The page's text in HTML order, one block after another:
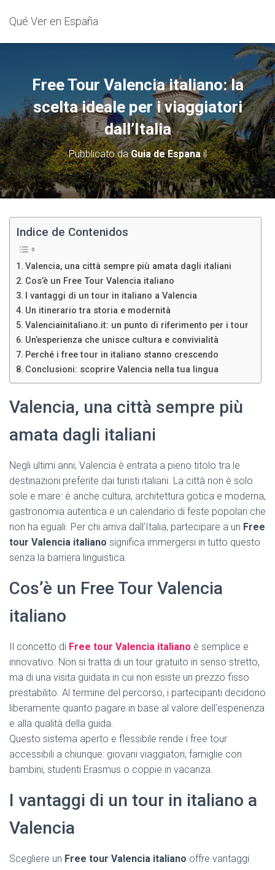
Qué Ver en España
Free Tour Valencia italiano: la
scelta ideale per i viaggiatori
dall’Italia
Pubblicato daGuia de Espanail
Indice de Contenidos
Valencia, una città sempre più amata dagli italiani
Cos’è un Free Tour Valencia italiano
I vantaggi di un tour in italiano a Valencia
Un itinerario tra storia e modernità
Valenciainitaliano.it: un punto di riferimento per i tour
Un’esperienza che unisce cultura e convivialità
Perché i free tour in italiano stanno crescendo
Conclusioni: scoprire Valencia nella tua lingua
Valencia, una città sempre più
amata dagli italiani
Negli ultimi anni, Valencia è entrata a pieno titolo tra le
destinazioni preferite dai turisti italiani. La città non è solo
sole e mare: è anche cultura, architettura gotica e moderna,
gastronomia autentica e un calendario di feste popolari che
non ha eguali. Per chi arriva dall’Italia, partecipare a un Free
tour Valencia italiano significa immergersi in tutto questo
senza la barriera linguistica.
Cos’è un Free Tour Valencia
italiano
Il concetto di Free tour Valencia italiano è semplice e
innovativo. Non si tratta di un tour gratuito in senso stretto,
ma di una visita guidata in cui non esiste un prezzo fisso
prestabilito. Al termine del percorso, i partecipanti decidono
liberamente quanto pagare in base al valore dell’esperienza
e alla qualità della guida.
Questo sistema aperto e flessibile rende i free tour
accessibili a chiunque: giovani viaggiatori, famiglie con
bambini, studenti Erasmus o coppie in vacanza.
I vantaggi di un tour in italiano a
Valencia
Scegliere un Free tour Valencia italiano offre vantaggi